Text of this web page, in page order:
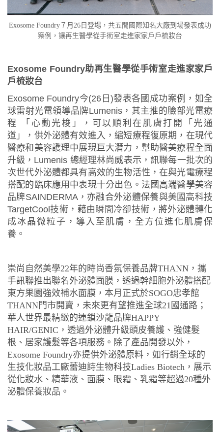
Exosome Foundry７月26日登場，共五間國際知名大廠到場發表成功
案例，讓再生醫學從手術室走進家家戶戶梳妝台
Exosome Foundry助再生醫學從手術室走進家家戶
戶梳妝台
Exosome Foundry今(26日)發表各國成功案例，如全
球雷射光電領導品牌Lumenis，其主推的臉部光電療
程 「心動光梭」，可以順利在肌膚打開「光通
道」，供外泌體有效進入，縮短療程復原期，在現代
醫療和美容護理中展現巨大潛力，幫助醫美療程全面
升級，Lumenis 總經理林尚威表示，訊聯每一批次的
次世代外泌體都具有高效的生物活性，在與光電療程
搭配的臨床應用中表現十分出色。法國高端醫學美容
品牌SAINDERMA，亦融合外泌體保養與美國高科技
TargetCool技術，藉由瞬間冷卻技術，將外泌體轉化
成冰晶微粒子，導入至肌膚，全方位進化肌膚保
養。
崇尚自然美學22年的時尚香氛保養品牌THANN，攜
手訊聯推出聯名外泌體面膜，透過幹細胞外泌體搭配
東方果園強效補水面膜，本月正式於SOGO忠孝館
THANN門市開賣，未來更有望推進全球21國通路；
華人世界最精緻的連鎖沙龍品牌HAPPY
HAIR/GENIC，透過外泌體升級頭皮養護、強健髮
根、居家護髮等各項服務。除了產品開發以外，
Exosome Foundry亦提供外泌體原料，如行銷全球的
生技化妝品工廠蕾迪詩生物科技Ladies Biotech，展示
從化妝水、精華液、面膜、眼霜、乳霜等超過20種外
泌體保養妝品。